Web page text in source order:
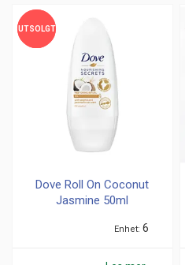
UTSOLGT
UTSOLGT
Dove Roll On Coconut
Jasmine 50ml
Enhet 6